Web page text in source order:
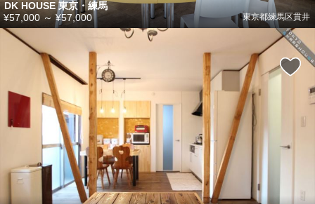
DK HOUSE 東京・練馬
東京都練馬区貫井
¥57,000 ～¥57,000